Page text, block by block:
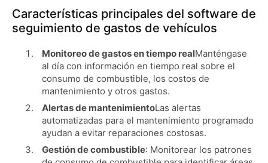
Características principales del software de
seguimiento de gastos de vehículos
Monitoreo de gastos en tiempo realManténgase
al día con información en tiempo real sobre el
consumo de combustible, los costos de
mantenimiento y otros gastos.
Alertas de mantenimientoLas alertas
automatizadas para el mantenimiento programado
ayudan a evitar reparaciones costosas.
Gestión de combustible: Monitorear los patrones